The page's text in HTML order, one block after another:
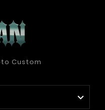
Custom
